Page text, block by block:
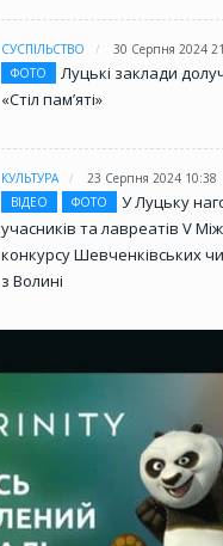
СУСПІЛЬСТВО
30 Серпня 2024
ФОТО
Луцькі заклади
«Стіл памʼяті»
КУЛЬТУРА
23 Серпня 2024 10:38
ВІДЕО
ФОТО
У Луцьку
учасників та лавреатів V
конкурсу Шевченківських
з Волині